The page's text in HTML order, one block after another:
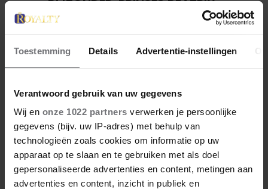
Toestemming Details Advertentie-instellingen
Verantwoord gebruik van uw gegevens
Wij en onze 1022 partners verwerken je persoonlijke
gegevens (bijv. uw IP-adres) met behulp van
technologieën zoals cookies om informatie op uw
apparaat op te slaan en te gebruiken met als doel
gepersonaliseerde advertenties en content, metingen aan
advertenties en content, inzicht in publiek en
BIJZONDER: PRINSES BEATRIX
ZIET NA 88 JAAR HAAR
VERDWENEN WIEG TERUG